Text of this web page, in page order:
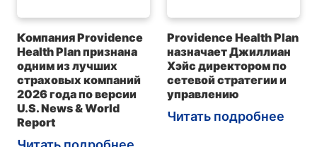
Компания Providence
Health Plan признана
одним из лучших
страховых компаний
2026 года по версии
U.S. News & World
Report
Providence Health Plan
назначает Джиллиан
Хэйс директором по
сетевой стратегии и
управлению
Читать подробнее